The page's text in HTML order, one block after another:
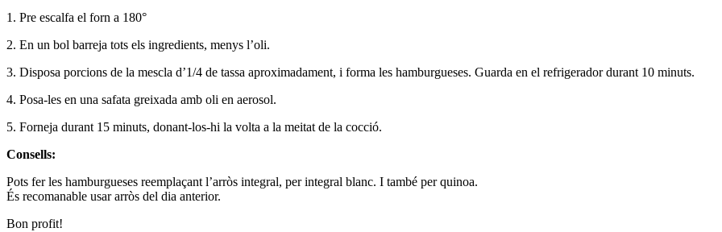
1 . Pre escalfa el forn a 180°
2. En un bol barreja tots els ingredients, menys l’oli.
3. Disposa porcions de la mescla d’1/4 de tassa aproximadament, i forma les hamburgueses. Guarda en el refrigerador durant 10 minuts.
4. Posa-les en una safata greixada amb oli en aerosol.
5. Forneja durant 15 minuts, donant-los-hi la volta a la meitat de la cocció.
Consells:
Pots fer les hamburgueses reemplaçant l’arròs integral, per integral blanc. I també per quinoa.
És recomanable usar arròs del dia anterior.
Bon profit!